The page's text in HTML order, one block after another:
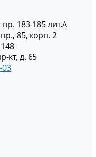
183-185 лит.А
85, корп. 2
кт, д. 65
03